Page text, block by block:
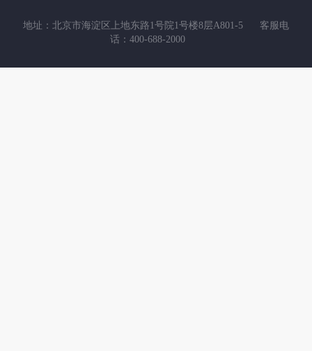
地址：北京市海淀区上地东路1号院1号楼8层A801-5
客服电
话：400-688-2000